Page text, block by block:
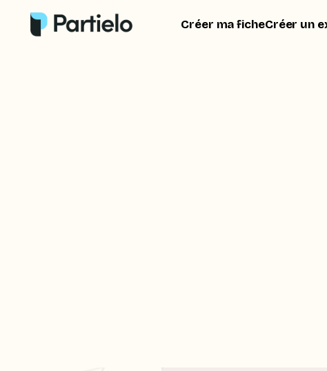
Créer ma ficheCréer un